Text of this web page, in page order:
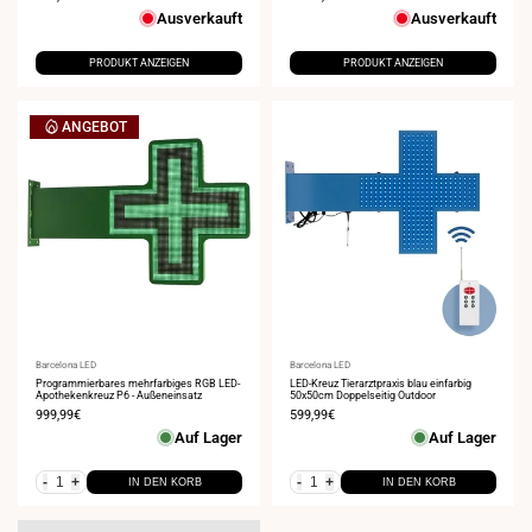
Ausverkauft
PRODUKT ANZEIGEN
Ausverkauft
PRODUKT ANZEIGEN
ANGEBOT
Anbieter:
Barcelona LED
Programmierbares mehrfarbiges RGB LED-
Apothekenkreuz P6 - Außeneinsatz
Verkaufspreis
999,99€
Auf Lager
- + IN DEN KORB
Anbieter:
Barcelona LED
LED-Kreuz Tierarztpraxis blau einfarbig
50x50cm Doppelseitig Outdoor
Verkaufspreis
599,99€
Auf Lager
- + IN DEN KORB